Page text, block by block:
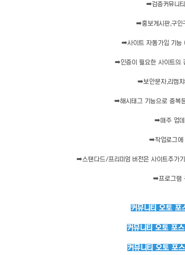
➡️검증커뮤니
➡️홍보게시판,구인
➡️사이트 자동가입 기능
➡️인증이 필요한 사이트의
➡️보안문자,리캡
➡️해시태그 기능으로 중복
➡️ 매주 업
➡️작업로그에
➡️스탠다드/프리미엄 버전은 사이트추가
➡️프로그램
커뮤니티 오토
커뮤니티 오토 포
커뮤니티 오토 포